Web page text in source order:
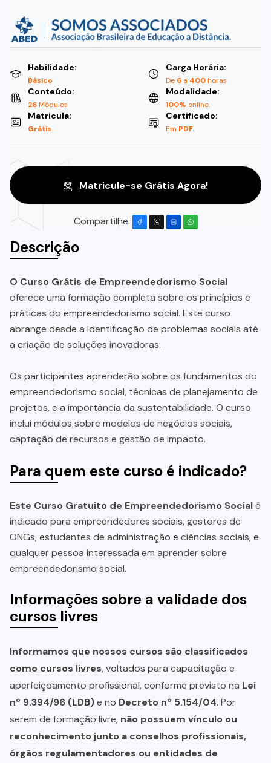
Habilidade:
Básico
Carga Horária:
De 6 a 400horas
Conteúdo:
26Módulos
Modalidade:
100% online.
Matricula:
Grátis.
Certificado:
Em PDF.
Matricule-se Grátis Agora!
Compartilhe:
Descrição
O Curso Grátis de Empreendedorismo Social
oferece uma formação completa sobre os princípios e
práticas do empreendedorismo social. Este curso
abrange desde a identificação de problemas sociais até
a criação de soluções inovadoras.
Os participantes aprenderão sobre os fundamentos do
empreendedorismo social, técnicas de planejamento de
projetos, e a importância da sustentabilidade. O curso
inclui módulos sobre modelos de negócios sociais,
captação de recursos e gestão de impacto.
Para quem este curso é indicado?
Este Curso Gratuito de Empreendedorismo Socialé
indicado para empreendedores sociais, gestores de
ONGs, estudantes de administração e ciências sociais, e
qualquer pessoa interessada em aprender sobre
empreendedorismo social.
Informações sobre a validade dos
cursos livres
Informamos que nossos cursos são classificados
como cursos livres, voltados para capacitação e
aperfeiçoamento profissional, conforme previsto na Lei
nº 9.394/96 (LDB)e no Decreto nº 5.154/04. Por
serem de formação livre, não possuem vínculo ou
reconhecimento junto a conselhos profissionais,
órgãos regulamentadores ou entidades de